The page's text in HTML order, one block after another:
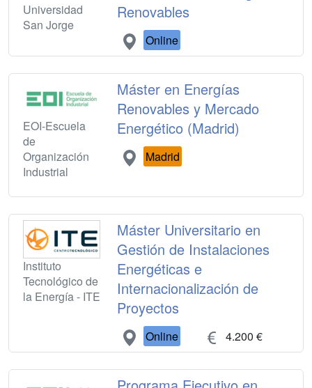
Universidad
San Jorge
Renovables
Online
EOI-Escuela
de
Organización
Industrial
Máster en Energías
Renovables y Mercado
Energético (Madrid)
Madrid
Instituto
Tecnológico de
la Energía - ITE
Máster Universitario en
Gestión de Instalaciones
Energéticas e
Internacionalización de
Proyectos
Online 4.200 €